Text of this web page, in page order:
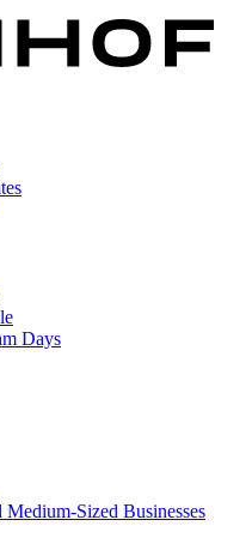
Days
Sized Businesses